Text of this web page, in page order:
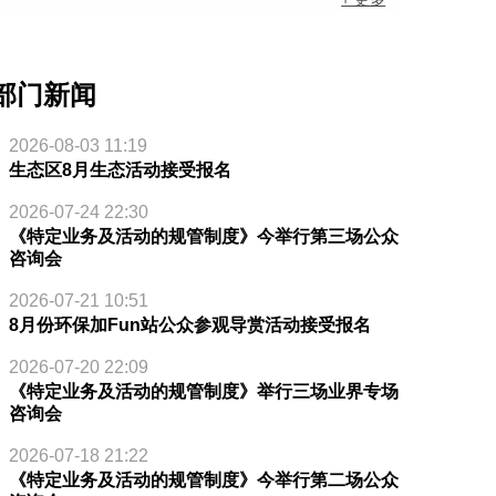
门新闻
2026-08-03 11:19
生态区8月生态活动接受报名
2026-07-24 22:30
《特定业务及活动的规管制度》今举行第三场公众
咨询会
2026-07-21 10:51
8月份环保加Fun站公众参观导赏活动接受报名
2026-07-20 22:09
《特定业务及活动的规管制度》举行三场业界专场
咨询会
2026-07-18 21:22
《特定业务及活动的规管制度》今举行第二场公众